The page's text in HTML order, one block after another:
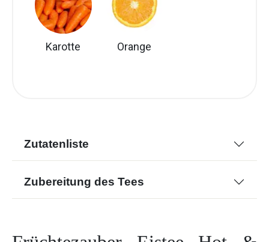
Karotte Orange
Zutatenliste
Zubereitung des Tees